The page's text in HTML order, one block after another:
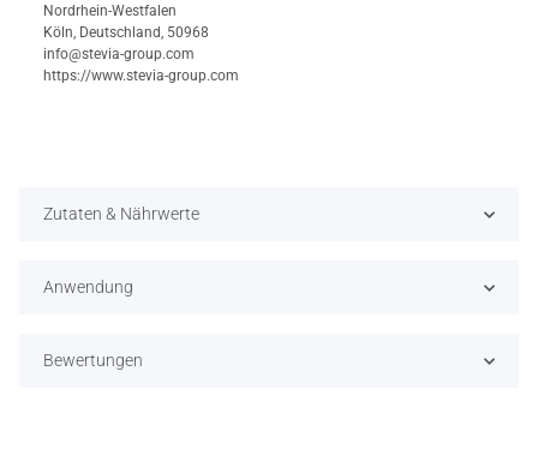
Nordrhein-Westfalen
Köln, Deutschland, 50968
info@stevia-group.com
https://www.stevia-group.com
Zutaten & Nährwerte
Anwendung
Bewertungen